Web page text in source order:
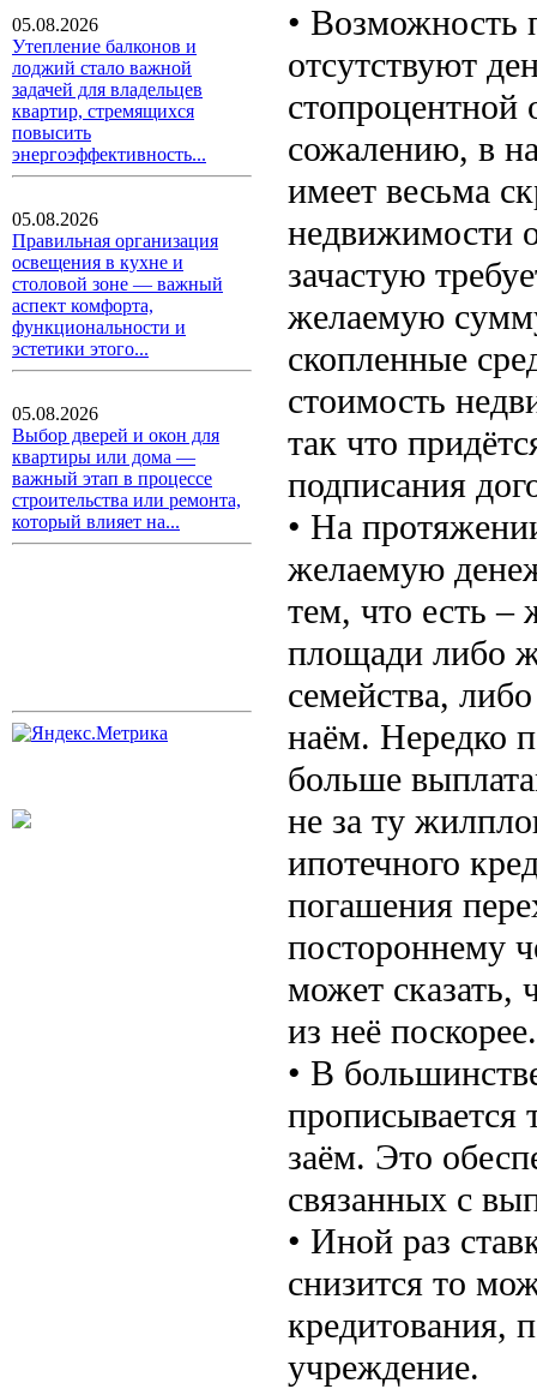
05.08.2026
Утепление балконов и
лоджий стало важной
задачей для владельцев
квартир, стремящихся
повысить
энергоэффективность...
05.08.2026
Правильная организация
освещения в кухне и
столовой зоне — важный
аспект комфорта,
функциональности и
эстетики этого...
05.08.2026
Выбор дверей и окон для
квартиры или дома —
важный этап в процессе
строительства или ремонта,
который влияет на...
• Возможность
отсутствуют
сожалению, в
имеет весьма
недвижимости
зачастую
желаемую
скопленные
стоимость
так что
подписания
• На
желаемую
тем, что есть –
площади либо
семейства,
наём. Нередко
больше
не за ту
ипотечного
погашения
постороннему
может сказать,
из неё поскорее.
• В
прописывается
заём. Это
связанных с
• Иной раз
снизится то
кредитования,
учреждение.